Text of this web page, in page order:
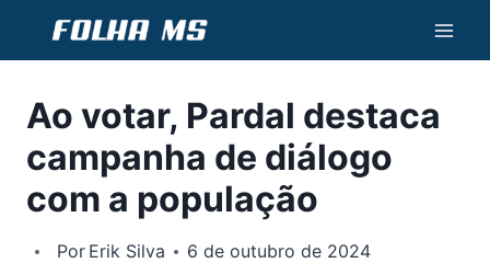
Conteúdo
Ao votar, Pardal destaca
campanha de diálogo
com a população
Por Erik Silva 6 de outubro de 2024